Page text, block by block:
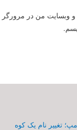
و وبسایت من در
تغییر نام یک کوه